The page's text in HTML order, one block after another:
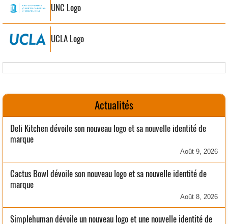
UNC Logo
UCLA Logo
Actualités
Deli Kitchen dévoile son nouveau logo et sa nouvelle identité de
marque
Août 9, 2026
Cactus Bowl dévoile son nouveau logo et sa nouvelle identité de
marque
Août 8, 2026
Simplehuman dévoile un nouveau logo et une nouvelle identité de